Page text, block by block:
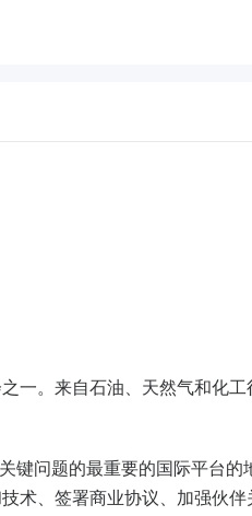
一。来自石油、天然气和化工
键问题的最重要的国际平台的
术、签署商业协议、加强伙伴